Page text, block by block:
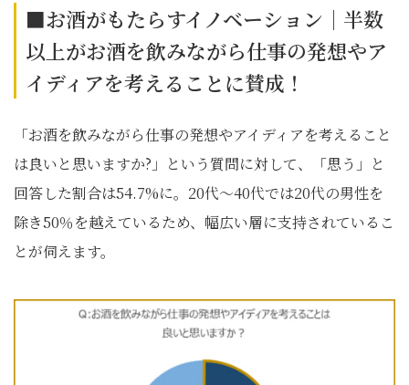
■お酒がもたらすイノベーション｜半数
以上がお酒を飲みながら仕事の発想やア
イディアを考えることに賛成！
「お酒を飲みながら仕事の発想やアイディアを考えること
は良いと思いますか?」という質問に対して、「思う」と
回答した割合は54.7%に。20代～40代では20代の男性を
除き50％を越えているため、幅広い層に支持されているこ
とが伺えます。